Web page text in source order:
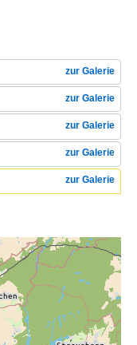
zur Galerie
zur Galerie
zur Galerie
zur Galerie
zur Galerie